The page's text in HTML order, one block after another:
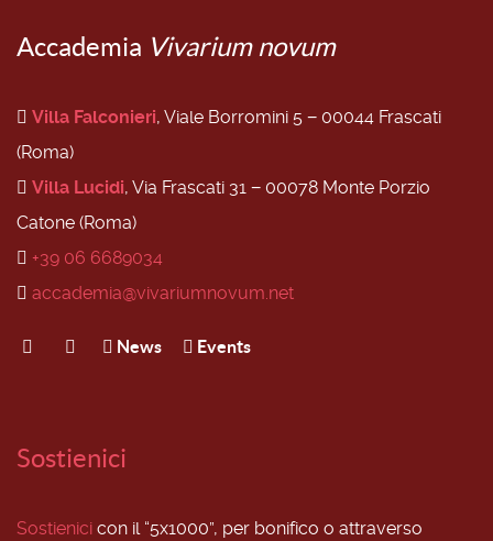
Accademia Vivarium novum
Villa Falconieri, Viale Borromini 5 − 00044 Frascati
(Roma)
Villa Lucidi, Via Frascati 31 − 00078 Monte Porzio
Catone (Roma)
+39 06 6689034
accademia@vivariumnovum.net
News Events
Sostienici
Sostienici con il “5x1000”, per bonifico o attraverso